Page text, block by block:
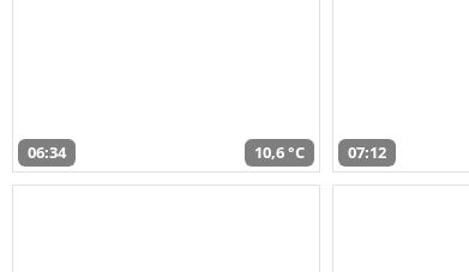
06:34 10,6 °C 07:12